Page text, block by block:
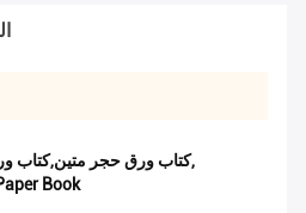
كتاب ورق حجر متين,كتاب,
Book